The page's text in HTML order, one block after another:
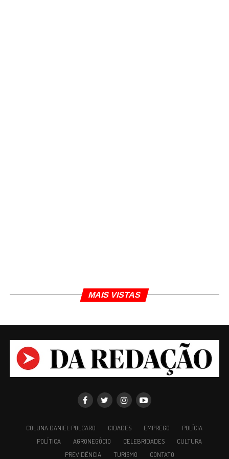
e atenderá cerca de 120 mil passageiros/dia. Os
Nacional de Desenvolvimento Econômico e Social
(BNDES). A partir disso, ainda deverão ser
definidos alguns arranjos jurídicos, como a
transferência dos bens que compõem hoje a Linha
2 para o Estado de Minas Gerais. A expectativa é
conseguir viabilizar a concessão das linhas em
“Vamos esperar até que assinemos o acordo com o
governo federal e a liberação dos recursos, para
MAIS VISTAS
COLUNA DANIEL POLCARO CIDADES EMPREGO
POLÍCIA
POLÍTICA
AGRONEGÓCIO CELEBRIDADES
CULTURA
PREVIDÊNCIA
TURISMO CONTATO